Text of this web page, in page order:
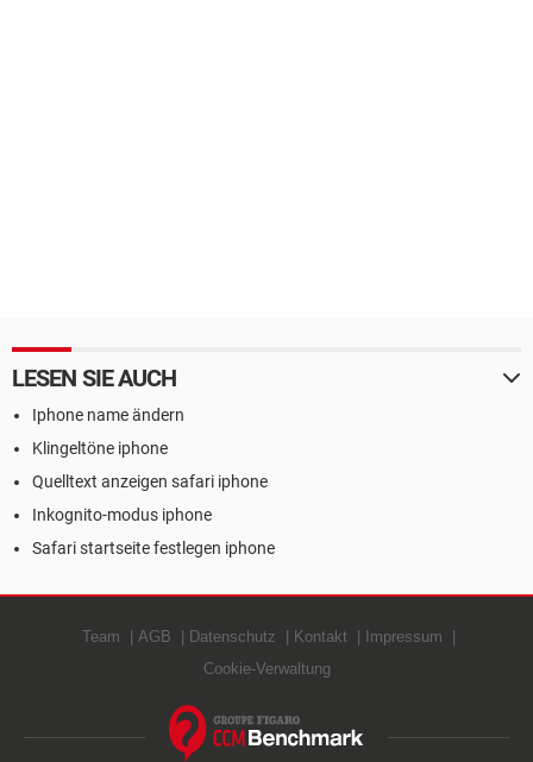
LESEN SIE AUCH
Iphone name ändern
Klingeltöne iphone
Quelltext anzeigen safari iphone
Inkognito-modus iphone
Safari startseite festlegen iphone
Team AGB Datenschutz Kontakt
Impressum
Cookie-Verwaltung